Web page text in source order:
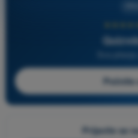
Prijavite se